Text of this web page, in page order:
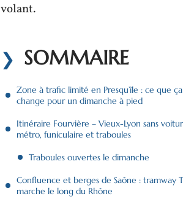
volant.
SOMMAIRE
Zone à trafic limité en Presqu’île : ce que ça
change pour un dimanche à pied
Itinéraire Fourvière – Vieux-Lyon sans
métro, funiculaire et traboules
Traboules ouvertes le dimanche
Confluence et berges de Saône : tramway
marche le long du Rhône